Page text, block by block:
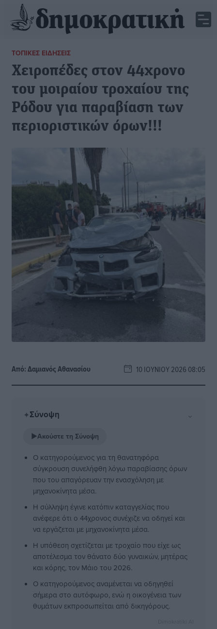
ΤΟΠΙΚΈΣ ΕΙΔΉΣΕΙΣ
Χειροπέδες στον 44χρονο
του μοιραίου τροχαίου της
Ρόδου για παραβίαση των
περιοριστικών όρων!!!
Από:Δαμιανός Αθανασίου 10 ΙΟΥΝΊΟΥ 2026 08:05
✦Σύνοψη ⌄
▶Ακούστε τη Σύνοψη
Ο κατηγορούμενος για τη θανατηφόρα
σύγκρουση συνελήφθη λόγω παραβίασης όρων
που του απαγόρευαν την ενασχόληση με
μηχανοκίνητα μέσα.
Η σύλληψη έγινε κατόπιν καταγγελίας που
ανέφερε ότι ο 44χρονος συνέχιζε να οδηγεί και
να εργάζεται με μηχανοκίνητα μέσα.
Η υπόθεση σχετίζεται με τροχαίο που είχε ως
αποτέλεσμα τον θάνατο δύο γυναικών, μητέρας
και κόρης, τον Μάιο του 2026.
Ο κατηγορούμενος αναμένεται να οδηγηθεί
σήμερα στο αυτόφωρο, ενώ η οικογένεια των
θυμάτων εκπροσωπείται από δικηγόρους.